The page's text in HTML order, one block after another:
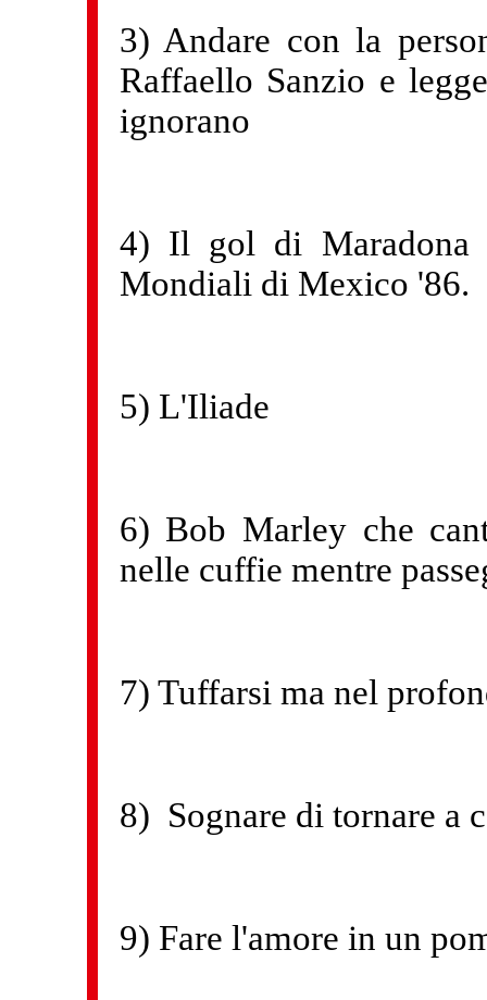
3) Andare con la
Raffaello Sanzio e
ignorano
4) Il gol di Maradona
Mondiali di Mexico '86.
5) L'Iliade
6) Bob Marley che
nelle cuffie mentre
7) Tuffarsi ma nel
8) Sognare di tornare a
9) Fare l'amore in un